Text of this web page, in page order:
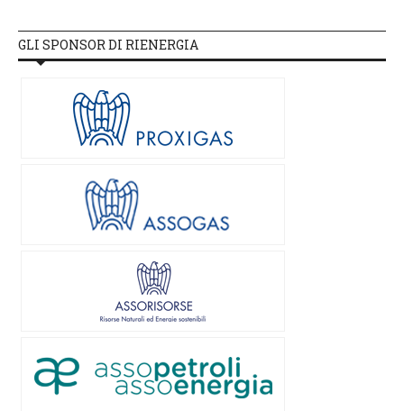
GLI SPONSOR DI RIENERGIA